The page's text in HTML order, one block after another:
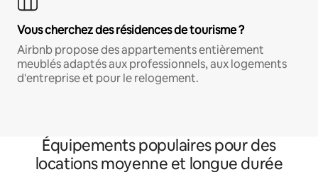
Vous cherchez des résidences de tourisme ?
Airbnb propose des appartements entièrement
meublés adaptés aux professionnels, aux logements
d'entreprise et pour le relogement.
Équipements populaires pour des
locations moyenne et longue durée